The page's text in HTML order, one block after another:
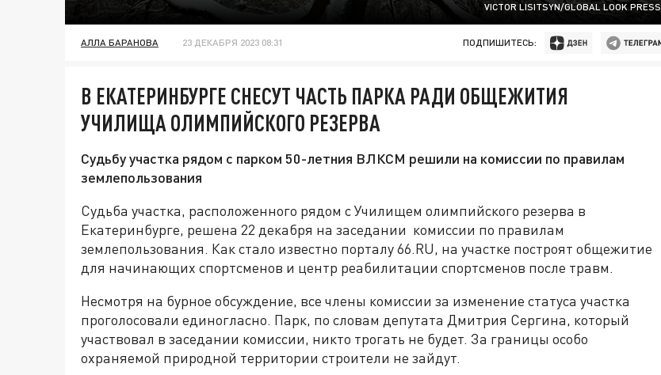
VICTOR LISITSYN/GLOBAL LOOK PRESS
АЛЛА БАРАНОВА 23 ДЕКАБРЯ 2023 08:31 ПОДПИШИТЕСЬ:
В ЕКАТЕРИНБУРГЕ СНЕСУТ ЧАСТЬ ПАРКА РАДИ ОБЩЕЖИТИЯ
УЧИЛИЩА ОЛИМПИЙСКОГО РЕЗЕРВА
Судьбу участка рядом с парком 50-летния ВЛКСМ решили на комиссии по правилам
землепользования
Судьба участка, расположенного рядом с Училищем олимпийского резерва в
Екатеринбурге, решена 22 декабря на заседании комиссии по правилам
землепользования. Как стало известно порталу 66.RU, на участке построят общежитие
для начинающих спортсменов и центр реабилитации спортсменов после травм.
Несмотря на бурное обсуждение, все члены комиссии за изменение статуса участка
проголосовали единогласно. Парк, по словам депутата Дмитрия Сергина, который
участвовал в заседании комиссии, никто трогать не будет. За границы особо
охраняемой природной территории строители не зайдут.